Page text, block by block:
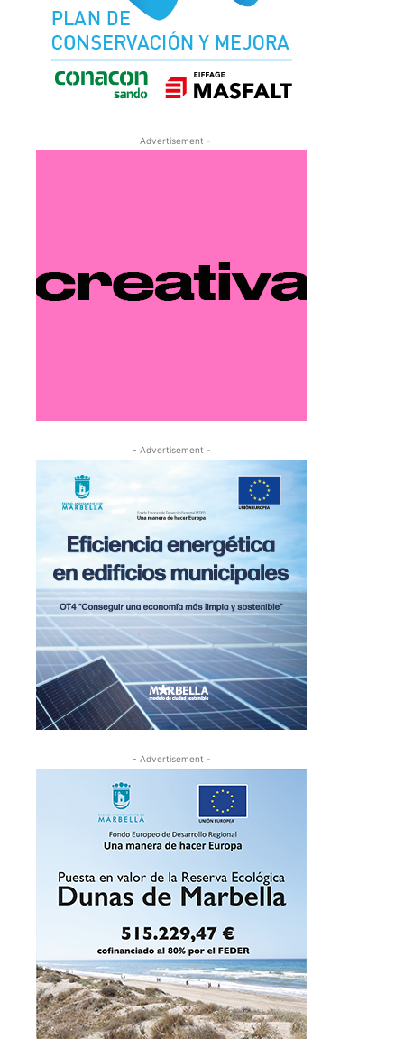
- Advertisement -
- Advertisement -
- Advertisement -